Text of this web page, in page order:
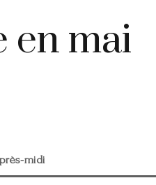
en mai